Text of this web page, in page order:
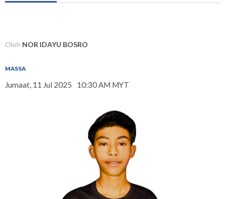
Oleh NOR IDAYU BOSRO
MASSA
Jumaat, 11 Jul 2025 10:30 AM MYT